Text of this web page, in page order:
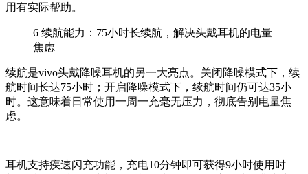
用有实际帮助。
6 续航能力：75小时长续航，解决头戴耳机的电量
焦虑
续航是vivo头戴降噪耳机的另一大亮点。关闭降噪模式下，续
航时间长达75小时；开启降噪模式下，续航时间仍可达35小
时。这意味着日常使用一周一充毫无压力，彻底告别电量焦
虑。
耳机支持疾速闪充功能，充电10分钟即可获得9小时使用时